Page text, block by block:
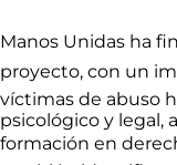
Manos Unidas ha
proyecto, con un
víctimas de abuso
psicológico y legal,
formación en